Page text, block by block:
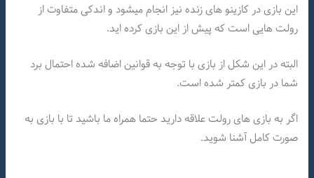
این بازی در کازینو های زنده نیز انجام میشود و اندکی متفاوت از
رولت هایی است که پیش از این بازی کرده اید.
البته در این شکل از بازی با توجه به قوانین اضافه شده احتمال برد
شما در بازی کمتر شده است.
اگر به بازی های رولت علاقه دارید حتما همراه ما باشید تا با بازی به
صورت کامل آشنا شوید.